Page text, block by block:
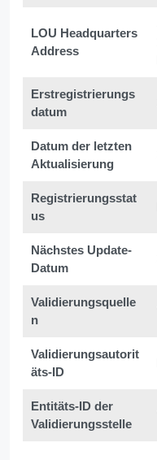
LOU Headquarters
Address
Erstregistrierungs
datum
Datum der letzten
Aktualisierung
Registrierungsstat
us
Nächstes Update-
Datum
Validierungsquelle
n
Validierungsautorit
äts-ID
Entitäts-ID der
Validierungsstelle